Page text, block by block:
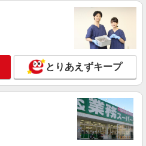
支給します。
田園調布 （東京都世田谷区玉堤1-3-
詳細を見る
会社 39261_p
バイト・パート】
邸 （東京都世田谷区南烏山1-1017
とりあえずキープ